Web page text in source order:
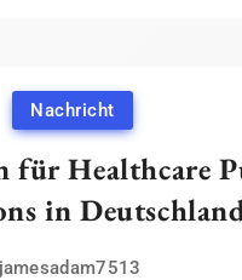
Nachricht
für Healthcare
in
jamesadam7513